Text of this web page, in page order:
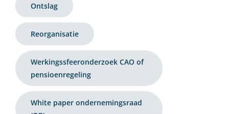
Ontslag
Reorganisatie
Werkingssfeeronderzoek CAO of
pensioenregeling
White paper ondernemingsraad